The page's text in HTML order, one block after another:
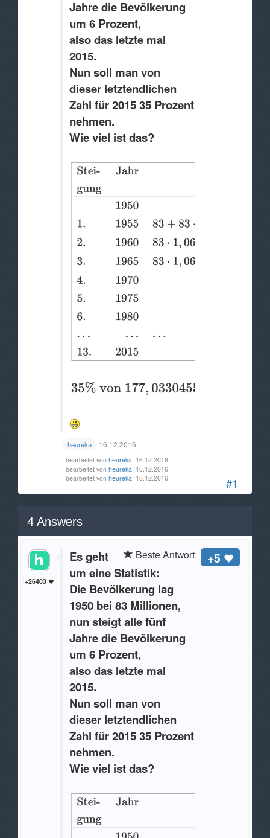
#1
Jahre die Bevölkerung
um 6 Prozent,
also das letzte mal
2015.
Nun soll man von
dieser letztendlichen
Zahl für 2015 35 Prozent
nehmen.
Wie viel ist das?
heureka 16.12.2016
bearbeitet von heureka 16.12.2016
bearbeitet von heureka 16.12.2016
bearbeitet von heureka 16.12.2016
4 Answers
+26403
+5
Beste Antwort
Es geht
um eine Statistik:
Die Bevölkerung lag
1950 bei 83 Millionen,
nun steigt alle fünf
Jahre die Bevölkerung
um 6 Prozent,
also das letzte mal
2015.
Nun soll man von
dieser letztendlichen
Zahl für 2015 35 Prozent
nehmen.
Wie viel ist das?